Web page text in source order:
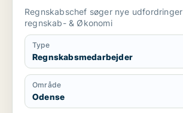
Regnskabschef søger nye
regnskab- & Økonomi
Type
Regnskabsmedarbejder
Område
Odense